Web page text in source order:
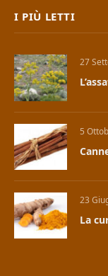
I PIÙ LETTI
27
5
23
La